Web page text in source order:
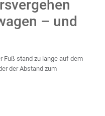
– und
Fuß stand zu lange auf dem
der Abstand zum